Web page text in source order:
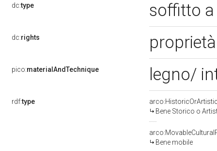
dc:type soffitto
dc:rights
pico:materialAndTechnique legno/
rdf:type
Bene Storico o
Bene mobile